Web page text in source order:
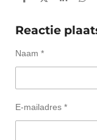
5
t
e
e
n
r
r
e
n
r
r
n
r
r
n
e
n
l
r
e
e
n
Reactie
Naam *
E-mailadres *